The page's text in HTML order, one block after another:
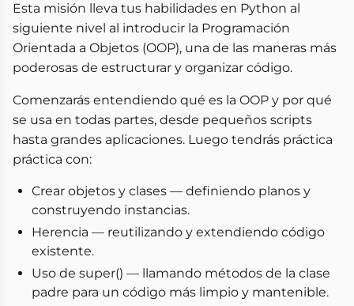
Esta misión lleva tus habilidades en Python al
siguiente nivel al introducir la Programación
Orientada a Objetos (OOP), una de las maneras más
poderosas de estructurar y organizar código.
Comenzarás entendiendo qué es la OOP y por qué
se usa en todas partes, desde pequeños scripts
hasta grandes aplicaciones. Luego tendrás práctica
práctica con:
Crear objetos y clases — definiendo planos y
construyendo instancias.
Herencia — reutilizando y extendiendo código
existente.
Uso de super() — llamando métodos de la clase
padre para un código más limpio y mantenible.